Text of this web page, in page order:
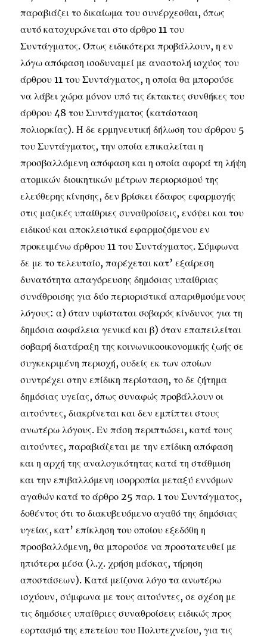
παραβιάζει το δικαίωμα του συνέρχεσθαι, όπως
αυτό κατοχυρώνεται στο άρθρο 11 του
Συντάγματος. Όπως ειδικότερα προβάλλουν, η εν
λόγω απόφαση ισοδυναμεί με αναστολή ισχύος του
άρθρου 11 του Συντάγματος, η οποία θα μπορούσε
να λάβει χώρα μόνον υπό τις έκτακτες συνθήκες του
άρθρου 48 του Συντάγματος (κατάσταση
πολιορκίας). Η δε ερμηνευτική δήλωση του άρθρου 5
του Συντάγματος, την οποία επικαλείται η
προσβαλλόμενη απόφαση και η οποία αφορά τη λήψη
ατομικών διοικητικών μέτρων περιορισμού της
ελεύθερης κίνησης, δεν βρίσκει έδαφος εφαρμογής
στις μαζικές υπαίθριες συναθροίσεις, ενόψει και του
ειδικού και αποκλειστικά εφαρμοζόμενου εν
προκειμένω άρθρου 11 του Συντάγματος. Σύμφωνα
δε με το τελευταίο, παρέχεται κατ’ εξαίρεση
δυνατότητα απαγόρευσης δημόσιας υπαίθριας
συνάθροισης για δύο περιοριστικά απαριθμούμενους
λόγους: α) όταν υφίσταται σοβαρός κίνδυνος για τη
δημόσια ασφάλεια γενικά και β) όταν επαπειλείται
σοβαρή διατάραξη της κοινωνικοοικονομικής ζωής σε
συγκεκριμένη περιοχή, ουδείς εκ των οποίων
συντρέχει στην επίδικη περίσταση, το δε ζήτημα
δημόσιας υγείας, όπως συναφώς προβάλλουν οι
αιτούντες, διακρίνεται και δεν εμπίπτει στους
ανωτέρω λόγους. Εν πάση περιπτώσει, κατά τους
αιτούντες, παραβιάζεται με την επίδικη απόφαση
και η αρχή της αναλογικότητας κατά τη στάθμιση
και την επιβαλλόμενη ισορροπία μεταξύ εννόμων
αγαθών κατά το άρθρο 25 παρ. 1 του Συντάγματος,
δοθέντος ότι το διακυβευόμενο αγαθό της δημόσιας
υγείας, κατ’ επίκληση του οποίου εξεδόθη η
προσβαλλόμενη, θα μπορούσε να προστατευθεί με
ηπιότερα μέσα (λ.χ. χρήση μάσκας, τήρηση
αποστάσεων). Κατά μείζονα λόγο τα ανωτέρω
ισχύουν, σύμφωνα με τους αιτούντες, σε σχέση με
τις δημόσιες υπαίθριες συναθροίσεις ειδικώς προς
εορτασμό της επετείου του Πολυτεχνείου, για τις